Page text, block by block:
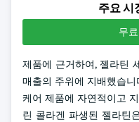
주요 시
무
제품에 근거하여, 젤라틴
매출의 주위에 지배했습
케어 제품에 자연적이고
린 콜라겐 파생된 젤라틴